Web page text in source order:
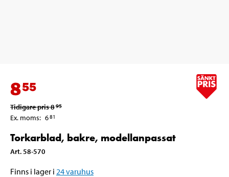
855
Tidigare pris895
Ex. moms: 681
Torkarblad, bakre, modellanpassat
Art. 58-570
Finns i lager i 24varuhus